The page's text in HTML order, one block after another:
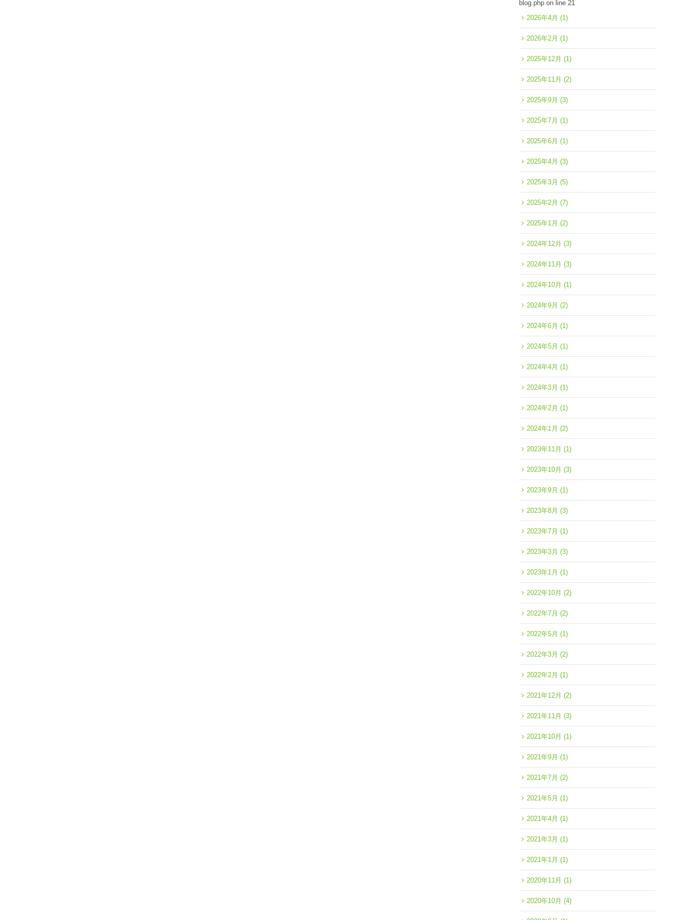
blog.phpon line 21
2026年4月 (1)
2026年2月 (1)
2025年12月 (1)
2025年11月 (2)
2025年9月 (3)
2025年7月 (1)
2025年6月 (1)
2025年4月 (3)
2025年3月 (5)
2025年2月 (7)
2025年1月 (2)
2024年12月 (3)
2024年11月 (3)
2024年10月 (1)
2024年9月 (2)
2024年6月 (1)
2024年5月 (1)
2024年4月 (1)
2024年3月 (1)
2024年2月 (1)
2024年1月 (2)
2023年11月 (1)
2023年10月 (3)
2023年9月 (1)
2023年8月 (3)
2023年7月 (1)
2023年3月 (3)
2023年1月 (1)
2022年10月 (2)
2022年7月 (2)
2022年5月 (1)
2022年3月 (2)
2022年2月 (1)
2021年12月 (2)
2021年11月 (3)
2021年10月 (1)
2021年9月 (1)
2021年7月 (2)
2021年5月 (1)
2021年4月 (1)
2021年3月 (1)
2021年1月 (1)
2020年11月 (1)
2020年10月 (4)